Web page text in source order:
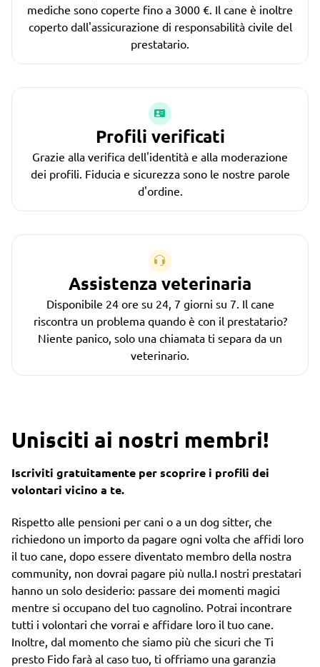
mediche sono coperte fino a 3000 €. Il cane è inoltre
coperto dall'assicurazione di responsabilità civile del
prestatario.
Profili verificati
Grazie alla verifica dell'identità e alla moderazione
dei profili. Fiducia e sicurezza sono le nostre parole
d'ordine.
Assistenza veterinaria
Disponibile 24 ore su 24, 7 giorni su 7. Il cane
riscontra un problema quando è con il prestatario?
Niente panico, solo una chiamata ti separa da un
veterinario.
Unisciti ai nostri membri!
Iscriviti gratuitamente per scoprire i profili dei
volontari vicino a te.
Rispetto alle pensioni per cani o a un dog sitter, che
richiedono un importo da pagare ogni volta che affidi loro
il tuo cane, dopo essere diventato membro della nostra
community, non dovrai pagare più nulla.I nostri prestatari
hanno un solo desiderio: passare dei momenti magici
mentre si occupano del tuo cagnolino. Potrai incontrare
tutti i volontari che vorrai e affidare loro il tuo cane.
Inoltre, dal momento che siamo più che sicuri che Ti
presto Fido farà al caso tuo, ti offriamo una garanzia